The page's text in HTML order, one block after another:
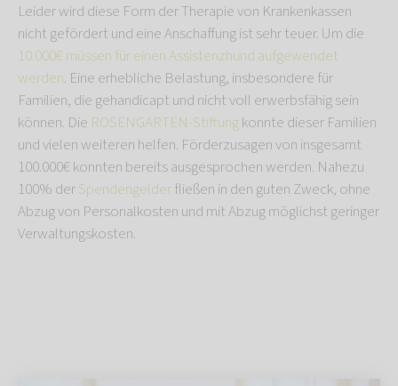
Leider wird diese Form der Therapie von Krankenkassen
nicht gefördert und eine Anschaffung ist sehr teuer. Um die
10.000€ müssen für einen Assistenzhund aufgewendet
werden. Eine erhebliche Belastung, insbesondere für
Familien, die gehandicapt und nicht voll erwerbsfähig sein
können. Die ROSENGARTEN-Stiftungkonnte dieser Familien
und vielen weiteren helfen. Förderzusagen von insgesamt
100.000€ konnten bereits ausgesprochen werden. Nahezu
100% derSpendengelderfließen in den guten Zweck, ohne
Abzug von Personalkosten und mit Abzug möglichst geringer
Verwaltungskosten.